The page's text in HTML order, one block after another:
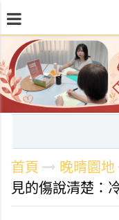
最新消息 關
首頁 晚晴園地
見的傷說清楚：